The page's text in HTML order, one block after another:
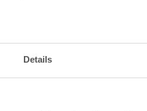
Details
online Anmeldung